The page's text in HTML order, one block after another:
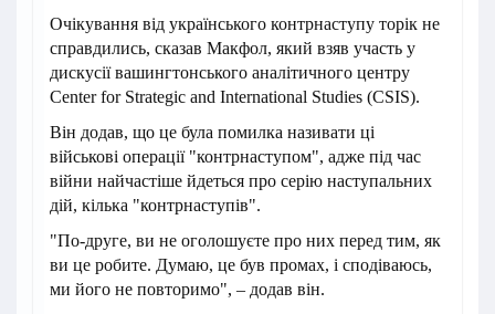
Очікування від українського контрнаступу торік не
справдились, сказав Макфол, який взяв участь у
дискусії вашингтонського аналітичного центру
Center for Strategic and International Studies (CSIS).
Він додав, що це була помилка називати ці
військові операції "контрнаступом", адже під час
війни найчастіше йдеться про серію наступальних
дій, кілька "контрнаступів".
"По-друге, ви не оголошуєте про них перед тим, як
ви це робите. Думаю, це був промах, і сподіваюсь,
ми його не повторимо", – додав він.